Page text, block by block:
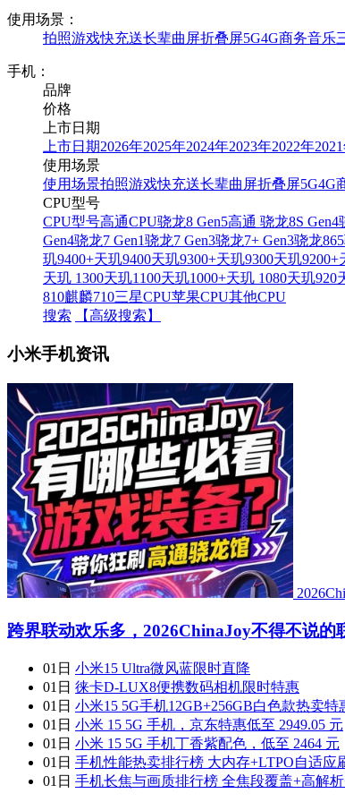
使用场景：
拍照游戏快充送长辈曲屏折叠屏5G4G商务音乐
手机：
品牌
价格
上市日期
上市日期2026年2025年2024年2023年2022年
使用场景
使用场景拍照游戏快充送长辈曲屏折叠屏5G4G
CPU型号
CPU型号高通CPU骁龙8 Gen5高通 骁龙8S Gen4
Gen4骁龙7 Gen1骁龙7 Gen3骁龙7+ Gen3骁龙865
玑9400+天玑9400天玑9300+天玑9300天玑9200+
天玑 1300天玑1100天玑1000+天玑 1080天玑920
810麒麟710三星CPU苹果CPU其他CPU
搜索
【高级搜索】
小米手机资讯
跨界联动欢乐多，2026ChinaJoy不得不说的
01日 小米15 Ultra微风蓝限时直降
01日 徕卡D-LUX8便携数码相机限时特惠
01日 小米15 5G手机12GB+256GB白色款热卖特
01日 小米 15 5G 手机，京东特惠低至 2949.05 元
01日 小米 15 5G 手机丁香紫配色，低至 2464 元
01日 手机性能热卖排行榜 大内存+LTPO自适应
01日 手机长焦与画质排行榜 全焦段覆盖+高解